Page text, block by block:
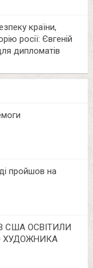
країни,
росії: Євгеній
дипломатів
пройшов на
США ОСВІТИЛИ
ХУДОЖНИКА